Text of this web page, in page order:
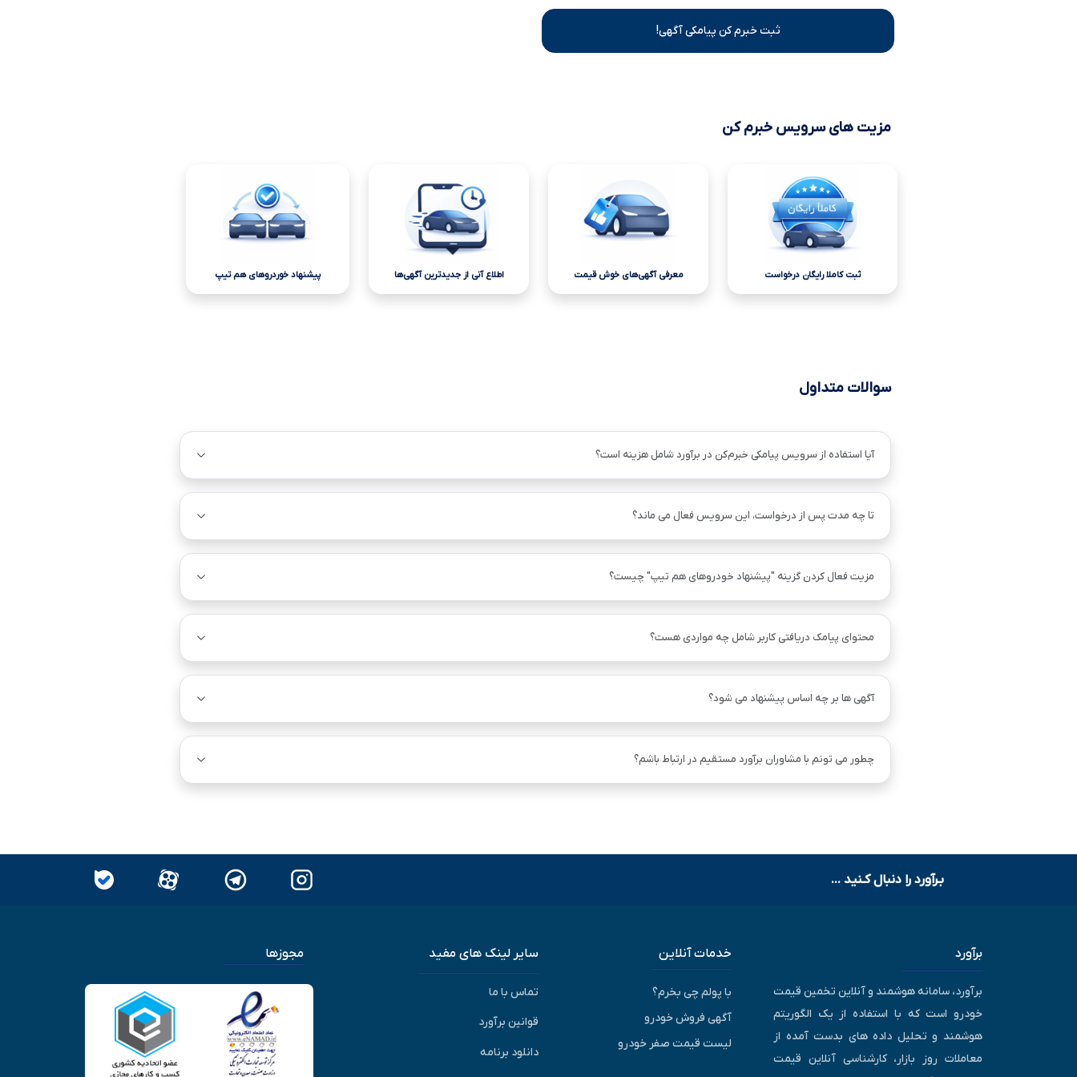
ثبت خبرم کن پیامکی آگهی!
مزیت های سرویس خبرم کن
ثبت کاملا رایگان درخواست معرفی آگهی‌های خوش قیمت اطلاع آنی از جدیدترین آگهی‌ها پیشنهاد خوردروهای هم تیپ
سوالات متداول
آیا استفاده از سرویس پیامکی خبرم‌کن در برآورد شامل هزینه است؟
تا چه مدت پس از درخواست، این سرویس فعال می ماند؟
مزیت فعال کردن گزینه "پیشنهاد خودروهای هم ‌تیپ" چیست؟
محتوای پیامک دریافتی کاربر شامل چه مواردی هست؟
آگهی ها بر چه اساس پیشنهاد می شود؟
چطور می تونم با مشاوران برآورد مستقیم در ارتباط باشم؟
بـرآورد را دنبال کـنید ...
برآورد
برآورد، سامانه هوشمند و آنلاین تخمین قیمت
خودرو است که با استفاده از یک الگوریتم
هوشمند و تحلیل داده های بدست آمده از
معاملات روز بازار، کارشناسی آنلاین قیمت
خدمات آنلاین
با پولم چی بخرم؟
آگهی فروش خودرو
لیست قیمت صفر خودرو
سایر لینک های مفید
تماس با ما
قوانین برآورد
دانلود برنامه
مجوزها